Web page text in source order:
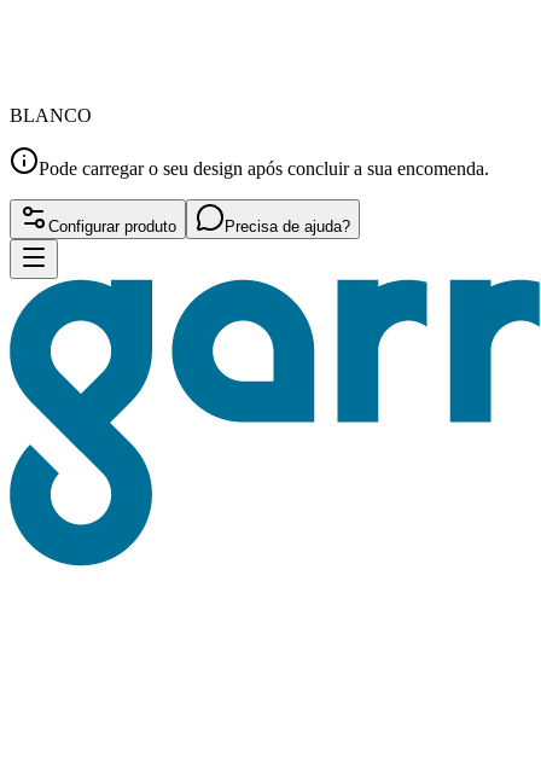
BLANCO
Pode carregar o seu design após concluir a sua encomenda.
Configurar produto Precisa de ajuda?